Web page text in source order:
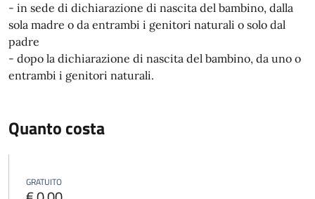
- in sede di dichiarazione di nascita del bambino, dalla
sola madre o da entrambi i genitori naturali o solo dal
padre
- dopo la dichiarazione di nascita del bambino, da uno o
entrambi i genitori naturali.
Quanto costa
GRATUITO